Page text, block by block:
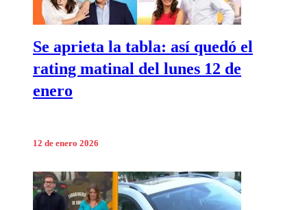
Se aprieta la tabla: así quedó el
rating matinal del lunes 12 de
enero
12 de enero 2026